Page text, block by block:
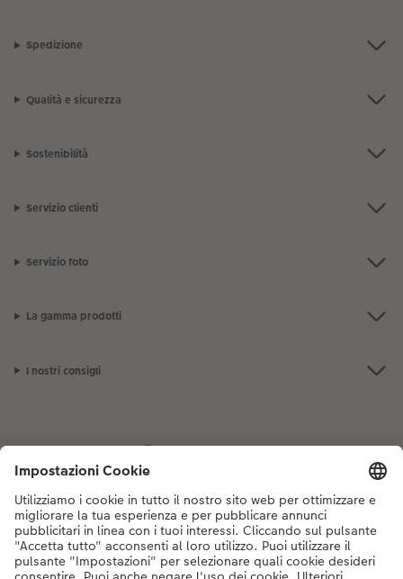
Spedizione
Qualità e sicurezza
Sostenibilità
Servizio clienti
Servizio foto
La gamma prodotti
I nostri consigli
Se hai domande sui prodotti o sull'ordine, non esitare a contattarci dal
lunedì alla domenica dalle 9:00 alle 20:00 (esclusi i giorni festivi) al
numero di telefono044 499 10 35 dal lunedì alla domenica, dalle 9:00 alle
20:00 (festività escluse)